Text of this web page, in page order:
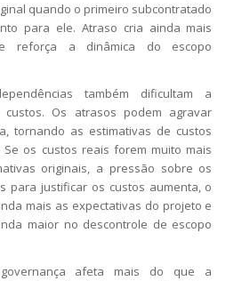
quando o primeiro subcontratado
para ele. Atraso cria ainda mais
reforça a dinâmica do escopo
também dificultam a
Os atrasos podem agravar
tornando as estimativas de custos
os custos reais forem muito mais
originais, a pressão sobre os
para justificar os custos aumenta, o
mais as expectativas do projeto e
maior no descontrole de escopo
afeta mais do que a